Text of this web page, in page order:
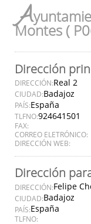
A
Montes (
Dirección
DIRECCIÓN:Real 2
CIUDAD:Badajoz
PAÍS:España
TLFNO:924641501
FAX:
CORREO ELETRÓNICO:
DIRECCIÓN WEB:
Dirección
DIRECCIÓN:Felipe
CIUDAD:Badajoz
PAÍS:España
TLFNO: